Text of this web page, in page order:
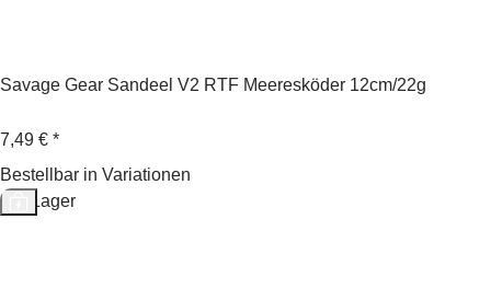
Savage Gear Sandeel V2 RTF Meeresköder 12cm/22g
7,49 € *
Bestellbar in Variationen
Auf Lager